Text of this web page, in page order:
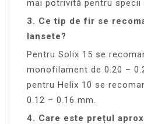
mai potrivită pentru specii
3. Ce tip de fir se
lansete?
Pentru Solix 15 se
monofilament de 0.20 –
pentru Helix 10 se
0.12 – 0.16 mm.
4. Care este prețul